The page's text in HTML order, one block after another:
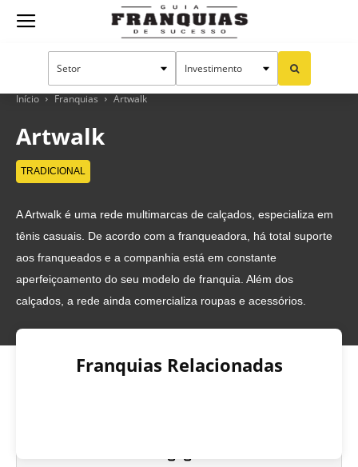
Guia
Franquias
Sucesso
Início Franquias Artwalk
Artwalk
TRADICIONAL
A Artwalk é uma rede multimarcas de calçados, especializa em
tênis casuais. De acordo com a franqueadora, há total suporte
aos franqueados e a companhia está em constante
aperfeiçoamento do seu modelo de franquia. Além dos
calçados, a rede ainda comercializa roupas e acessórios.
Franquias Relacionadas